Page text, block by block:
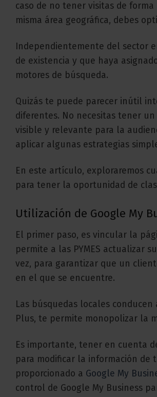
caso de no tener visitas de
misma área geográfica, debes
Independientemente del sector
de existencia y que haya
motores de búsqueda.
Quizás te puede parecer inútil
diferentes. No necesitas tener
visible y relevante para la
aplicar algunas estrategias
En este artículo, exploraremos
para tener la oportunidad de
Utilización de Google My
El primer paso, es vincular la
permite a las PYMES actualizar
vez, para garantizar que un
en el que se encuentre.
Las búsquedas locales
Plus, te permite monopolizar la
Es importante, tener en cuenta
para modificar la información de
proporcionado a Google My
control de Google My Business